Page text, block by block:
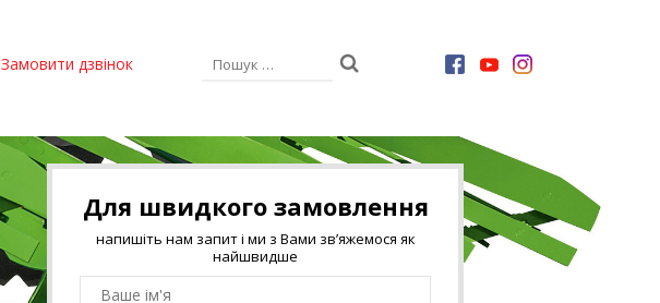
Замовити дзвінок
Для швидкого замовлення
напишіть нам запит і ми з Вами зв’яжемося як
найшвидше